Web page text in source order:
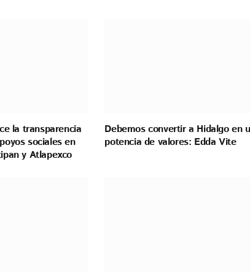
la transparencia
sociales en
y Atlapexco
Debemos convertir a Hidalgo en
potencia de valores: Edda Vite